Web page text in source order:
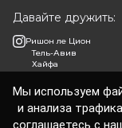
Давайте дружить:
Ришон ле Цион
Тель-Авив
Хайфа
Мы используем
и анализа
соглашаетесь с